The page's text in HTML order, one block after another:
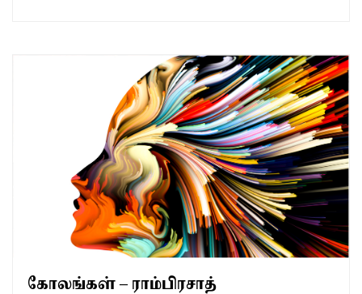
கோலங்கள் – ராம்பிரசாத்